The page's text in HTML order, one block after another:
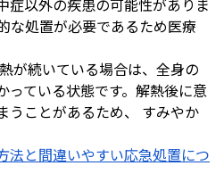
症以外の疾患の可能性がありま
な処置が必要であるため医療
続いている場合は、全身の
っている状態です。解熱後に意
うことがあるため、 すみやか
法と間違いやすい応急処置につ